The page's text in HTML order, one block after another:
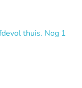
thuis. Nog 1